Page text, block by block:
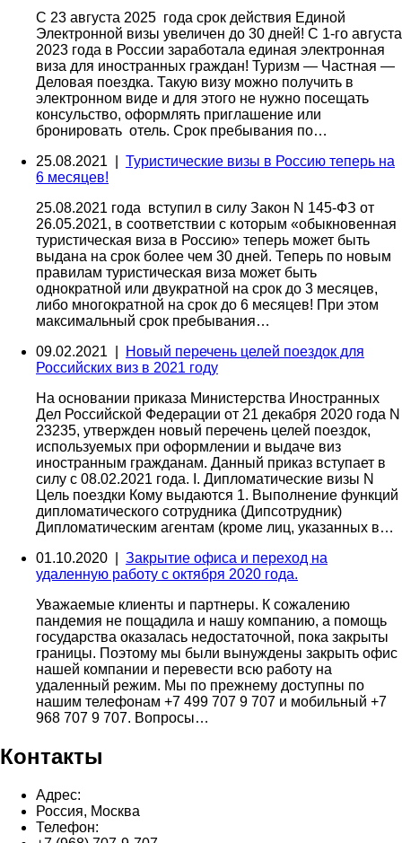
С 23 августа 2025 года срок действия Единой
Электронной визы увеличен до 30 дней! С 1-го августа
2023 года в России заработала единая электронная
виза для иностранных граждан! Туризм — Частная —
Деловая поездка. Такую визу можно получить в
электронном виде и для этого не нужно посещать
консульство, оформлять приглашение или
бронировать отель. Срок пребывания по…
25.08.2021 | Туристические визы в Россию теперь на
6 месяцев!
25.08.2021 года вступил в силу Закон N 145-ФЗ от
26.05.2021, в соответствии с которым «обыкновенная
туристическая виза в Россию» теперь может быть
выдана на срок более чем 30 дней. Теперь по новым
правилам туристическая виза может быть
однократной или двукратной на срок до 3 месяцев,
либо многократной на срок до 6 месяцев! При этом
максимальный срок пребывания…
09.02.2021 |
Новый перечень целей поездок для
Российских виз в 2021 году
На основании приказа Министерства Иностранных
Дел Российской Федерации от 21 декабря 2020 года N
23235, утвержден новый перечень целей поездок,
используемых при оформлении и выдаче виз
иностранным гражданам. Данный приказ вступает в
силу с 08.02.2021 года. I. Дипломатические визы N
Цель поездки Кому выдаются 1. Выполнение функций
дипломатического сотрудника (Дипсотрудник)
Дипломатическим агентам (кроме лиц, указанных в…
01.10.2020 | Закрытие офиса и переход на
удаленную работу с октября 2020 года.
Уважаемые клиенты и партнеры. К сожалению
пандемия не пощадила и нашу компанию, а помощь
государства оказалась недостаточной, пока закрыты
границы. Поэтому мы были вынуждены закрыть офис
нашей компании и перевести всю работу на
удаленный режим. Мы по прежнему доступны по
нашим телефонам +7 499 707 9 707 и мобильный +7
968 707 9 707. Вопросы…
Контакты
Адрес:
Россия, Москва
Телефон: